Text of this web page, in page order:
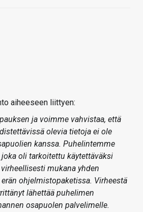
aiheeseen liittyen:
ja voimme vahvistaa, että
olevia tietoja ei ole
kanssa. Puhelintemme
oli tarkoitettu käytettäväksi
mukana yhden
ohjelmistopaketissa. Virheestä
lähettää puhelimen
osapuolen palvelimelle.